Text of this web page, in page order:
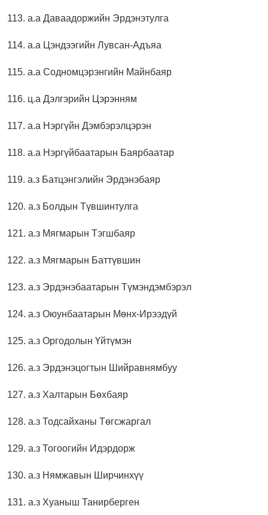
113. а.а Даваадоржийн Эрдэнэтулга
114. а.а Цэндээгийн Лувсан-Адъяа
115. а.а Содномцэрэнгийн Майнбаяр
116. ц.а Дэлгэрийн Цэрэнням
117. а.а Нэргүйн Дэмбэрэлцэрэн
118. а.а Нэргүйбаатарын Баярбаатар
119. а.з Батцэнгэлийн Эрдэнэбаяр
120. а.з Болдын Түвшинтулга
121. а.з Мягмарын Тэгшбаяр
122. а.з Мягмарын Баттүвшин
123. а.з Эрдэнэбаатарын Түмэндэмбэрэл
124. а.з Оюунбаатарын Мөнх-Ирээдүй
125. а.з Оргодолын Үйтүмэн
126. а.з Эрдэнэцогтын Шийравнямбуу
127. а.з Халтарын Бөхбаяр
128. а.з Тодсайханы Төгсжаргал
129. а.з Тогоогийн Идэрдорж
130. а.з Нямжавын Ширчинхүү
131. а.з Хуаныш Танирберген